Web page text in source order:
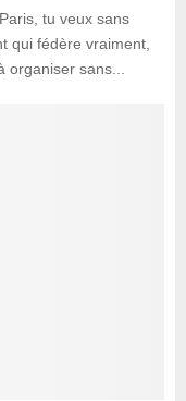
tu veux sans
qui fédère vraiment,
sans...